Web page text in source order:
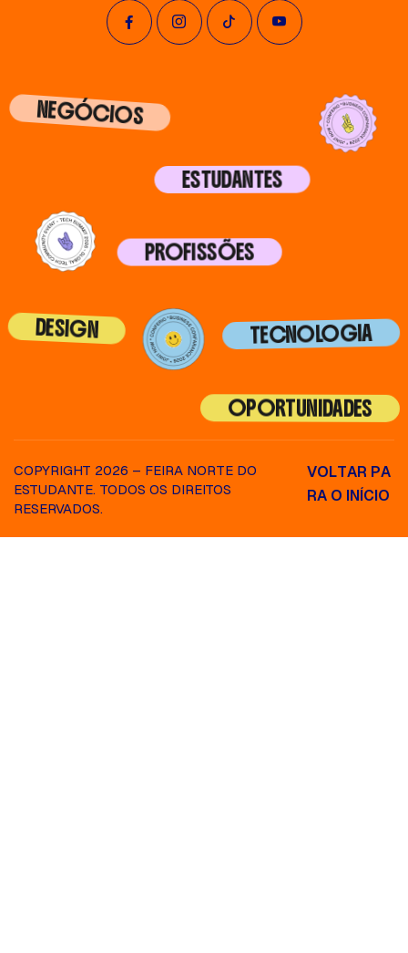
NEGÓCIOS
ESTUDANTES
PROFISSÕES
TECNOLOGIA
DESIGN
OPORTUNIDADES
COPYRIGHT 2026 – FEIRA NORTE DO
ESTUDANTE. TODOS OS DIREITOS
RESERVADOS.
VOLTAR PA
RA O INÍCIO